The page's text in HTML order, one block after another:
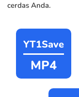
cerdas Anda.
YT1Save
MP4